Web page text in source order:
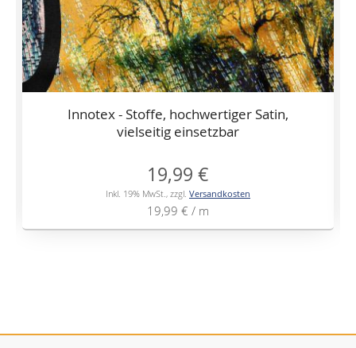
Innotex - Stoffe, hochwertiger Satin,
vielseitig einsetzbar
19,99 €
Inkl. 19% MwSt., zzgl. Versandkosten
19,99 € / m